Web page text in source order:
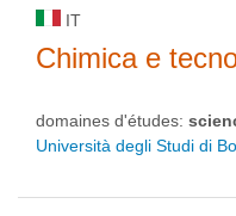
IT
Chimica e
domaines d'études:
Università degli Studi di